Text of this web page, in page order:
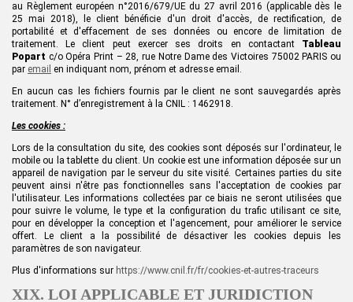
au Règlement européen n°2016/679/UE du 27 avril 2016 (applicable dès le
25 mai 2018),
le client bénéficie d'un droit d'accès, de rectification, de
portabilité et d'effacement de ses données ou encore de limitation de
traitement.
Le client peutexercer ses droits en contactant Tableau
Popart c/o Opéra Print – 28, rue Notre Dame des Victoires 75002 PARIS ou
par email en indiquant nom, prénom et adresse email.
En aucun cas les fichiers fournis par le client ne sont sauvegardés après
traitement. N° d’enregistrement à la CNIL : 1462918.
Les cookies :
Lors de la consultation du site, des cookies sont déposés sur l'ordinateur, le
mobile ou la tablette du client. Un cookie est une information déposée sur un
appareil de navigation par le serveur du site visité. Certaines parties du site
peuvent ainsi n'être pas fonctionnelles sans l'acceptation de cookies par
l'utilisateur. Les informations collectées par ce biais ne seront utilisées que
pour suivre le volume, le type et la configuration du trafic utilisant ce site,
pour en développer la conception et l'agencement, pour améliorer le service
offert. Le client a la possibilité de désactiver les cookies depuis les
paramètres de son navigateur.
Plus d'informations sur https://www.cnil.fr/fr/cookies-et-autres-traceurs
XIX. LOI APPLICABLE ET JURIDICTION